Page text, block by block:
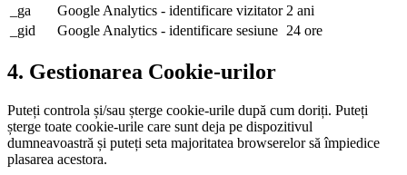
_ga
Google Analytics - identificare vizitator 2 ani
_gid
Google Analytics - identificare sesiune 24 ore
4. Gestionarea Cookie-urilor
Puteți controla și/sau șterge cookie-urile după cum doriți. Puteți
șterge toate cookie-urile care sunt deja pe dispozitivul
dumneavoastră și puteți seta majoritatea browserelor să împiedice
plasarea acestora.